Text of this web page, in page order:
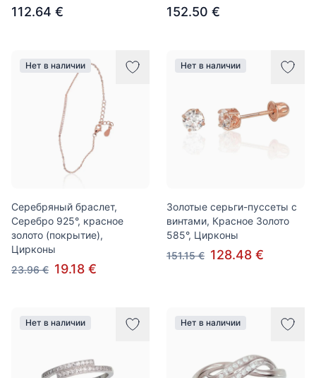
112.64 € 152.50 €
Нет в наличии
Серебряный браслет,
Серебро 925°, красное
золото (покрытие),
Цирконы
23.96 € 19.18 €
Нет в наличии
Золотые серьги-пуссеты с
винтами, Красное Золото
585°, Цирконы
151.15 € 128.48 €
Нет в наличии Нет в наличии